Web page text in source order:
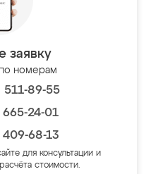
заявку
номерам
89-55
24-01
68-13
для консультации и
стоимости.